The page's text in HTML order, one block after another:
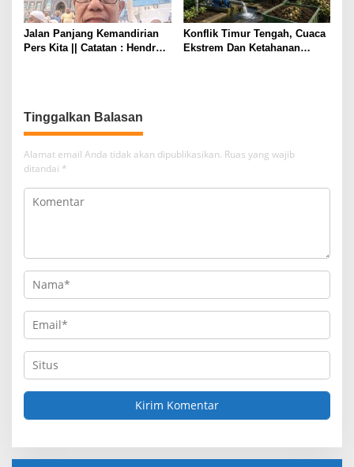
Jalan Panjang Kemandirian
Pers Kita || Catatan : Hendry
Konflik Timur Tengah, Cuaca
Ekstrem Dan Ketahanan
Tinggalkan Balasan
Alamat email Anda tidak akan dipublikasikan. Ruas yang wajib
ditandai *